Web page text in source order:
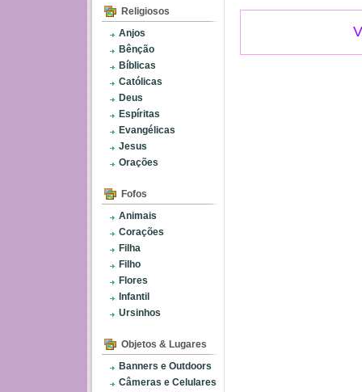
Religiosos
Anjos
Bênção
Bíblicas
Católicas
Deus
Espíritas
Evangélicas
Jesus
Orações
Fofos
Animais
Corações
Filha
Filho
Flores
Infantil
Ursinhos
Objetos & Lugares
Banners e Outdoors
Câmeras e Celulares